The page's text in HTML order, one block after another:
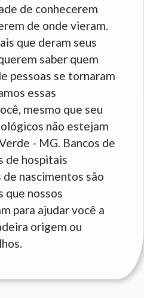
de conhecerem
de onde vieram.
que deram seus
saber quem
pessoas se tornaram
essas
mesmo que seu
não estejam
- MG. Bancos de
de hospitais
nascimentos são
que nossos
para ajudar você a
origem ou